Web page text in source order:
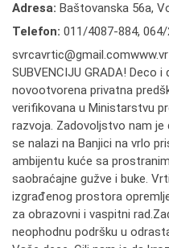
Adresa: Baštovanska 56a,
Telefon: 011/4087-884,
SUBVENCIJU GRADA! Deco i
novootvorena privatna
verifikovana u Ministarstvu
razvoja. Zadovoljstvo nam je
se nalazi na Banjici na vrlo
ambijentu kuće sa
saobraćajne gužve i buke.
izgrađenog prostora
za obrazovni i vaspitni
neophodnu podršku u